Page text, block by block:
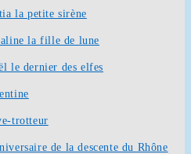
la petite sirène
la fille de lune
le dernier des elfes
trotteur
de la descente du Rhône